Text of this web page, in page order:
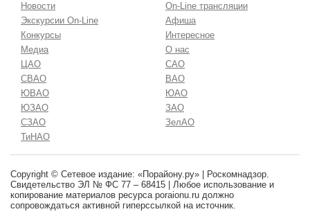
Новости
On-Line трансляции
Экскурсии On-Line
Афиша
Конкурсы
Интересное
Медиа
О нас
ЦАО
САО
СВАО
ВАО
ЮВАО
ЮАО
ЮЗАО
ЗАО
СЗАО
ЗелАО
ТиНАО
Copyright © Сетевое издание: «Порайону.ру» | Роскомнадзор.
Свидетельство ЭЛ № ФС 77 – 68415 | Любое использование и
копирование материалов ресурса poraionu.ru должно
сопровождаться активной гиперссылкой на источник.